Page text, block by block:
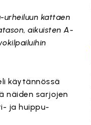
urheiluun kattaen
aikuisten A-
käytännössä
näiden sarjojen
ja huippu-